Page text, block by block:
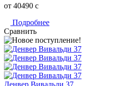
от 40490 c
Подробнее
Сравнить
Денвер Вивальди 37